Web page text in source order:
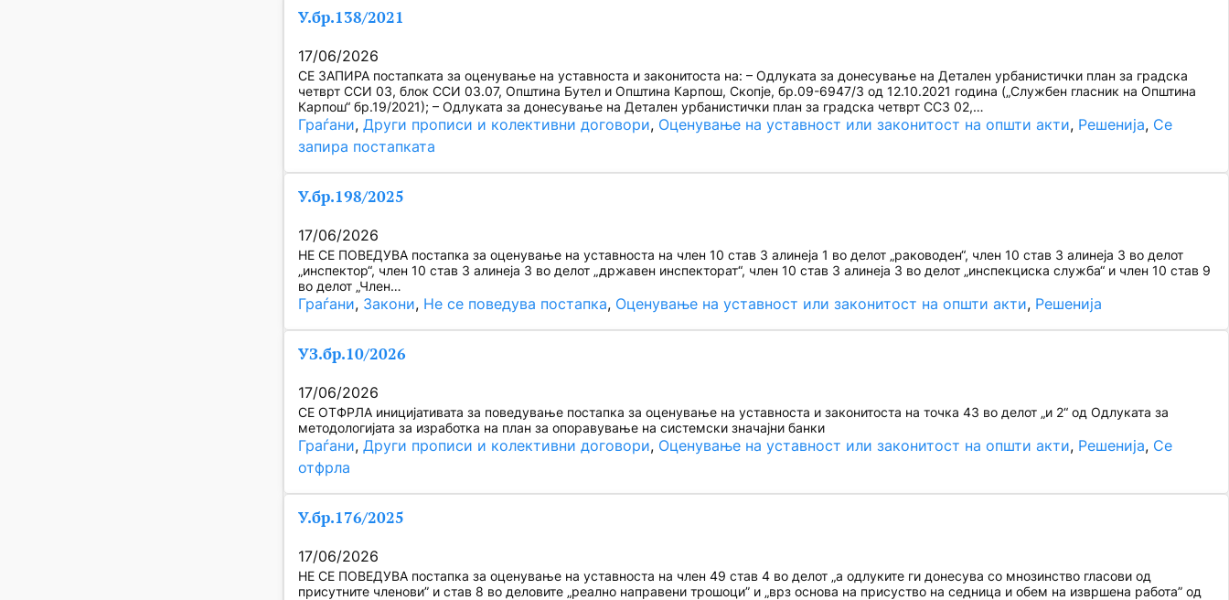
У.бр.138/2021
17/06/2026
СЕ ЗАПИРА постапката за оценување на уставноста и законитоста на: – Одлуката за донесување на Детален урбанистички план за градска
четврт ССИ 03, блок ССИ 03.07, Општина Бутел и Општина Карпош, Скопје, бр.09-6947/3 од 12.10.2021 година („Службен гласник на Општина
Карпош“ бр.19/2021); – Одлуката за донесување на Детален урбанистички план за градска четврт ССЗ 02,…
Граѓани, Други прописи и колективни договори, Оценување на уставност или законитост на општи акти, Решенија, Се
запира постапката
У.бр.198/2025
17/06/2026
НЕ СЕ ПОВЕДУВА постапка за оценување на уставноста на член 10 став 3 алинеја 1 во делот „раководен“, член 10 став 3 алинеја 3 во делот
„инспектор“, член 10 став 3 алинеја 3 во делот „државен инспекторат“, член 10 став 3 алинеја 3 во делот „инспекциска служба“ и член 10 став 9
во делот „Член…
Граѓани, Закони, Не се поведува постапка, Оценување на уставност или законитост на општи акти, Решенија
УЗ.бр.10/2026
17/06/2026
СЕ ОТФРЛА иницијативата за поведување постапка за оценување на уставноста и законитоста на точка 43 во делот „и 2“ од Одлуката за
методологијата за изработка на план за опоравување на системски значајни банки
Граѓани, Други прописи и колективни договори, Оценување на уставност или законитост на општи акти, Решенија, Се
отфрла
У.бр.176/2025
17/06/2026
НЕ СЕ ПОВЕДУВА постапка за оценување на уставноста на член 49 став 4 во делот „а одлуките ги донесува со мнозинство гласови од
присутните членови” и став 8 во деловите „реално направени трошоци” и „врз основа на присуство на седница и обем на извршена работа” од